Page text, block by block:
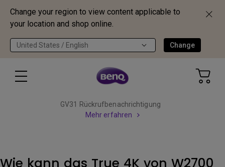
Change your region to view content applicable to
your location and shop online.
United States / English Change
GV31 Rückrufbenachrichtigung
Mehr erfahren
Wie kann das True 4K von W2700